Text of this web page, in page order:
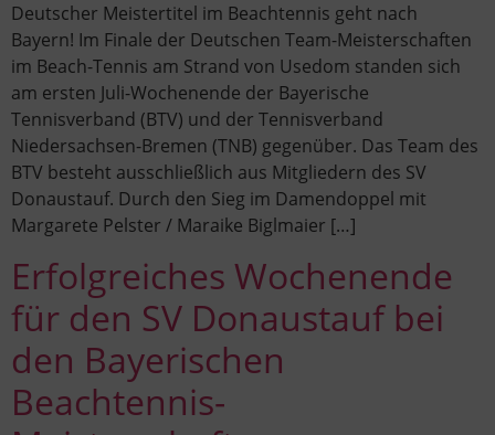
Deutscher Meistertitel im Beachtennis geht nach
Bayern! Im Finale der Deutschen Team-Meisterschaften
im Beach-Tennis am Strand von Usedom standen sich
am ersten Juli-Wochenende der Bayerische
Tennisverband (BTV) und der Tennisverband
Niedersachsen-Bremen (TNB) gegenüber. Das Team des
BTV besteht ausschließlich aus Mitgliedern des SV
Donaustauf. Durch den Sieg im Damendoppel mit
Margarete Pelster / Maraike Biglmaier […]
Erfolgreiches Wochenende
für den SV Donaustauf bei
den Bayerischen
Beachtennis-